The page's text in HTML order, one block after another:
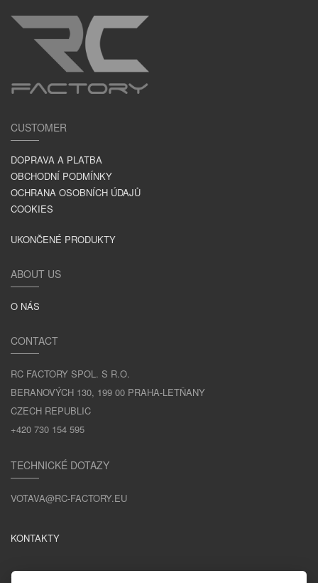
CUSTOMER
DOPRAVA A PLATBA
OBCHODNÍ PODMÍNKY
OCHRANA OSOBNÍCH ÚDAJŮ
COOKIES
UKONČENÉ PRODUKTY
ABOUT US
O NÁS
CONTACT
RC FACTORY SPOL. S R.O.
BERANOVÝCH 130, 199 00 PRAHA-LETŇANY
CZECH REPUBLIC
+420 730 154 595
TECHNICKÉ DOTAZY
VOTAVA@RC-FACTORY.EU
KONTAKTY